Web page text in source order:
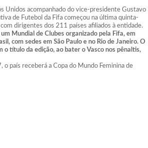
Unidos acompanhado do vice-presidente Gustavo
de Futebol da Fifa começou na última quinta-
dirigentes dos 211 países afiliados à entidade.
Mundial de Clubes organizado pela Fifa, em
com sedes em São Paulo e no Rio de Janeiro. O
o título da edição, ao bater o Vasco nos pênaltis,
o país receberá a Copa do Mundo Feminina de